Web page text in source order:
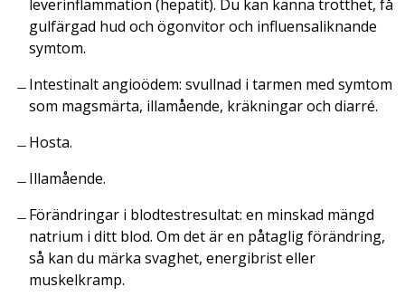
leverinflammation (hepatit). Du kan känna trötthet, få
gulfärgad hud och ögonvitor och influensaliknande
symtom.
Intestinalt angioödem: svullnad i tarmen med symtom
som magsmärta, illamående, kräkningar och diarré.
Hosta.
Illamående.
Förändringar i blodtestresultat: en minskad mängd
natrium i ditt blod. Om det är en påtaglig förändring,
så kan du märka svaghet, energibrist eller
muskelkramp.